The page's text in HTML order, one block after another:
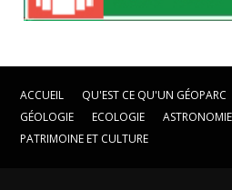
ACCUEIL QU'EST CE QU'UN GÉOPARC
GÉOLOGIE
ECOLOGIE
PATRIMOINE ET CULTURE